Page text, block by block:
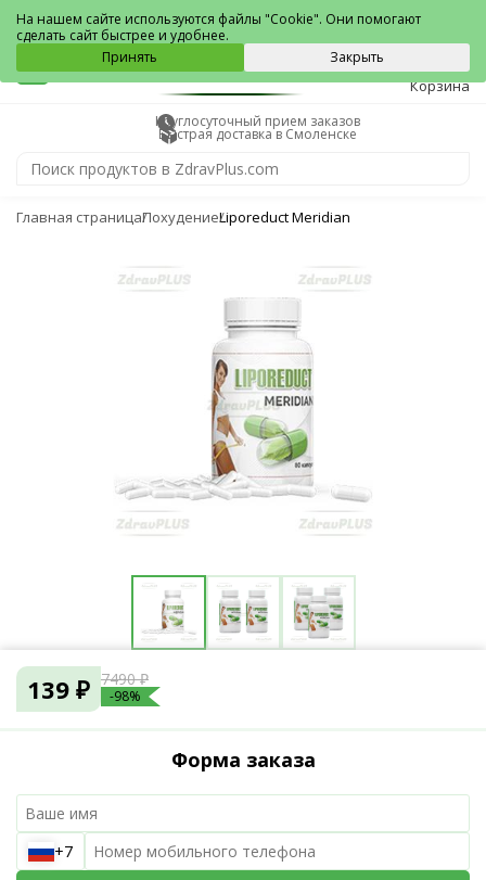
Смоленск
0
Корзина
Круглосуточный прием заказов
Быстрая доставка в Смоленске
Главная страницаПохудениеLiporeduct Meridian
139 ₽ 7490 ₽
-98%
Форма заказа
+7
На нашем сайте используются файлы "Cookie". Они помогают
сделать сайт быстрее и удобнее.
Принять
Закрыть